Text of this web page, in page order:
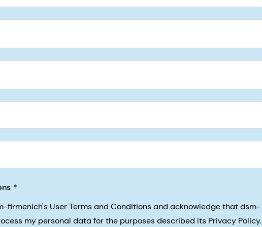
San Francisco, California, US
firmenich's User Terms and Conditions and acknowledge that dsm-
my personal data for the purposes described its Privacy Policy.